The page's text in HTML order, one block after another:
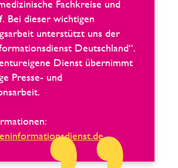
Fachkreise und
Bei dieser wichtigen
unterstützt uns der
Deutschland“.
Dienst übernimmt
Presse- und